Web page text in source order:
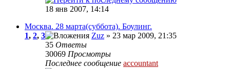
18 янв 2007, 14:14
Москва. 28 марта(суббота). Боулинг.
1, 2, 3 Zuz » 23 мар 2009, 21:35
35 Ответы
30069 Просмотры
Последнее сообщение accountant